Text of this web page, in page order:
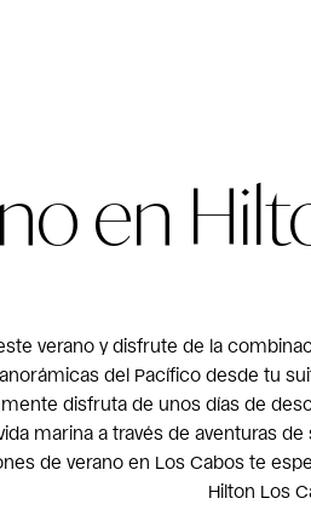
en
verano y disfrute de la
del Pacífico desde tu
disfruta de unos días de
marina a través de aventuras
de verano en Los Cabos te
Hilton Los